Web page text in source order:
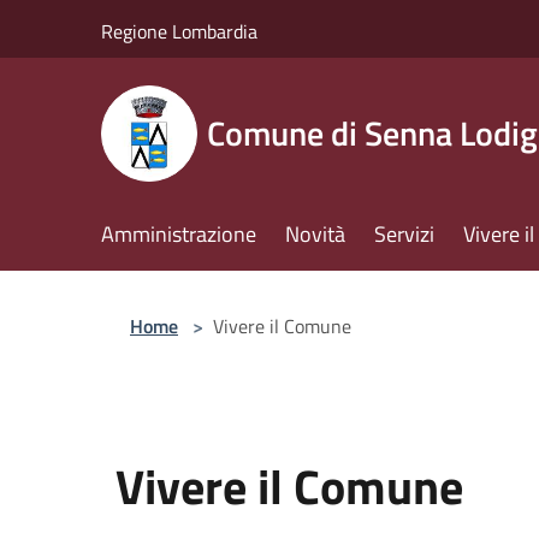
Regione Lombardia
Comune di Senna
Amministrazione Novità Servizi Vivere
Home > Vivere il Comune
Vivere il Comune